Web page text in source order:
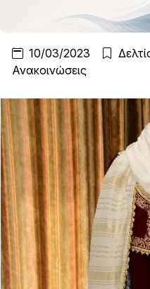
10/03/2023
Ανακοινώσεις